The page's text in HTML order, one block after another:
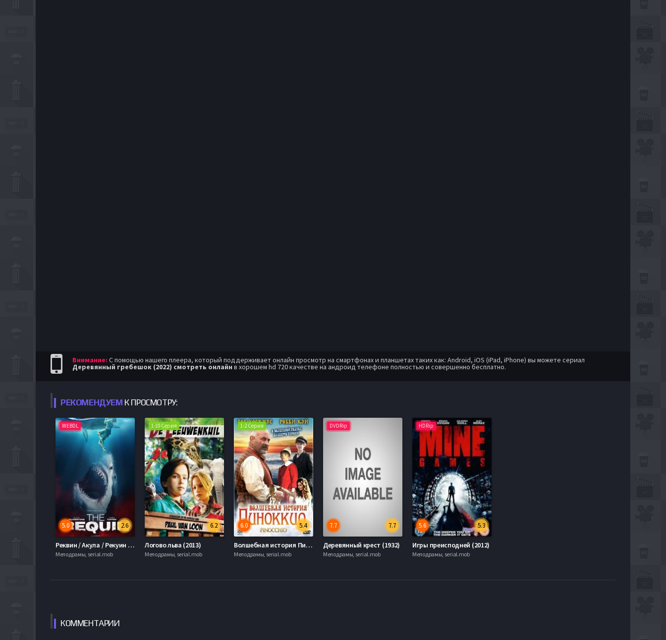
Внимание: С помощью нашего плеера, который поддерживает онлайн просмотр на смартфонах и планшетах таких как: Android, iOS (iPad, iPhone) вы можете сериал
Деревянный гребешок (2022) смотреть онлайн в хорошем hd 720 качестве на андроид телефоне полностью и совершенно бесплатно.
РЕКОМЕНДУЕМ К ПРОСМОТРУ:
WEBDL
2.6
5.0
Реквин / Акула / Рекуин (2022)
Мелодрамы, serial.mob
1-10 Серия
6.2
Логово льва (2013)
Мелодрамы, serial.mob
1-2 Серия
5.4
6.0
Волшебная история Пиноккио (2008)
Мелодрамы, serial.mob
DVDRip
7.7
7.7
Деревянный крест (1932)
Мелодрамы, serial.mob
HDRip
5.3
5.6
Игры преисподней (2012)
Мелодрамы, serial.mob
КОММЕНТАРИИ